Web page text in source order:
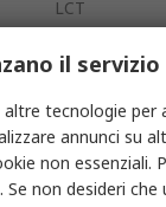
LCT
1, 5A
Filo
150A
il
tecnologie
annunci su
non essenziali.
Se non desideri